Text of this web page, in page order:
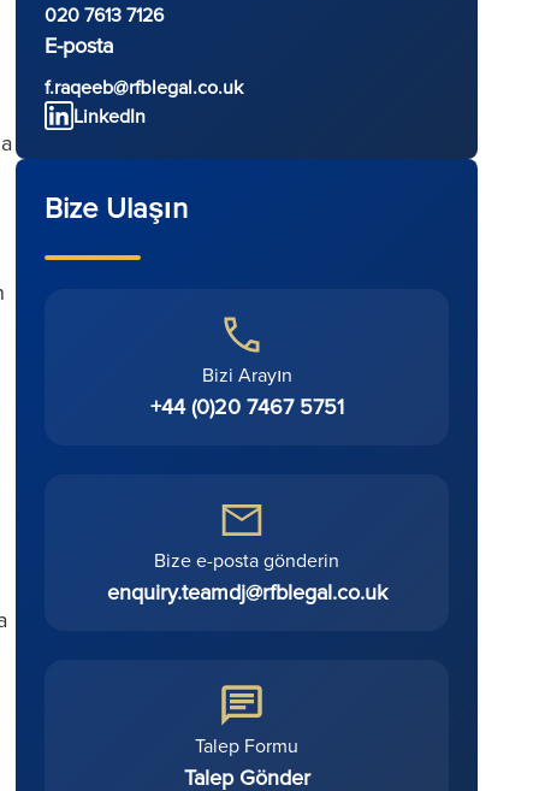
020 7613 7126
E-posta
f.raqeeb@rfblegal.co.uk
LinkedIn
Bize Ulaşın
Bizi Arayın
+44 (0)20 7467 5751
Bize e-posta gönderin
enquiry.teamdj@rfblegal.co.uk
Talep Formu
Talep Gönder